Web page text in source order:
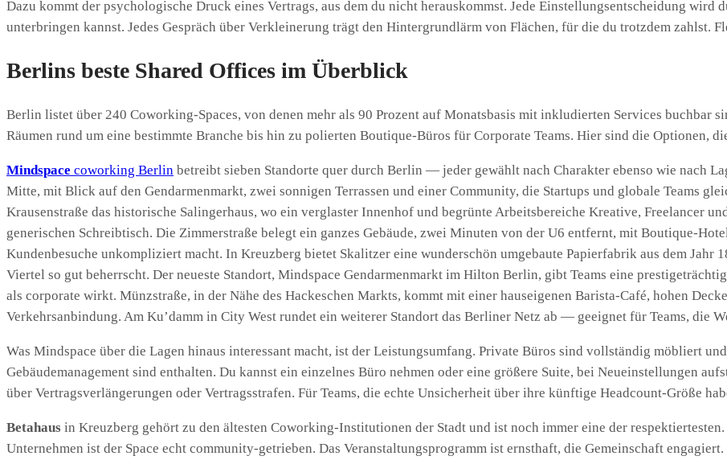
Dazu kommt der psychologische Druck eines Vertrags, aus dem du nicht herauskommst. Jede Einstellungsentscheidung wird
unterbringen kannst. Jedes Gespräch über Verkleinerung trägt den Hintergrundlärm von Flächen, für die du trotzdem zahlst.
Berlins beste Shared Offices im Überblick
Berlin listet über 240 Coworking-Spaces, von denen mehr als 90 Prozent auf Monatsbasis mit inkludierten Services buchbar
Räumen rund um eine bestimmte Branche bis hin zu polierten Boutique-Büros für Corporate Teams. Hier sind die Optionen,
Mindspace coworking Berlin betreibt sieben Standorte quer durch Berlin — jeder gewählt nach Charakter ebenso wie nach
Mitte, mit Blick auf den Gendarmenmarkt, zwei sonnigen Terrassen und einer Community, die Startups und globale Teams
Krausenstraße das historische Salingerhaus, wo ein verglaster Innenhof und begrünte Arbeitsbereiche Kreative, Freelancer
generischen Schreibtisch. Die Zimmerstraße belegt ein ganzes Gebäude, zwei Minuten von der U6 entfernt, mit Boutique-
Kundenbesuche unkompliziert macht. In Kreuzberg bietet Skalitzer eine wunderschön umgebaute Papierfabrik aus dem Jahr
Viertel so gut beherrscht. Der neueste Standort, Mindspace Gendarmenmarkt im Hilton Berlin, gibt Teams eine
als corporate wirkt. Münzstraße, in der Nähe des Hackeschen Markts, kommt mit einer hauseigenen Barista-Café, hohen
Verkehrsanbindung. Am Ku’damm in City West rundet ein weiterer Standort das Berliner Netz ab — geeignet für Teams, die
Was Mindspace über die Lagen hinaus interessant macht, ist der Leistungsumfang. Private Büros sind vollständig möbliert
Gebäudemanagement sind enthalten. Du kannst ein einzelnes Büro nehmen oder eine größere Suite, bei Neueinstellungen
über Vertragsverlängerungen oder Vertragsstrafen. Für Teams, die echte Unsicherheit über ihre künftige Headcount-Größe
Betahaus in Kreuzberg gehört zu den ältesten Coworking-Institutionen der Stadt und ist noch immer eine der
Unternehmen ist der Space echt community-getrieben. Das Veranstaltungsprogramm ist ernsthaft, die Gemeinschaft